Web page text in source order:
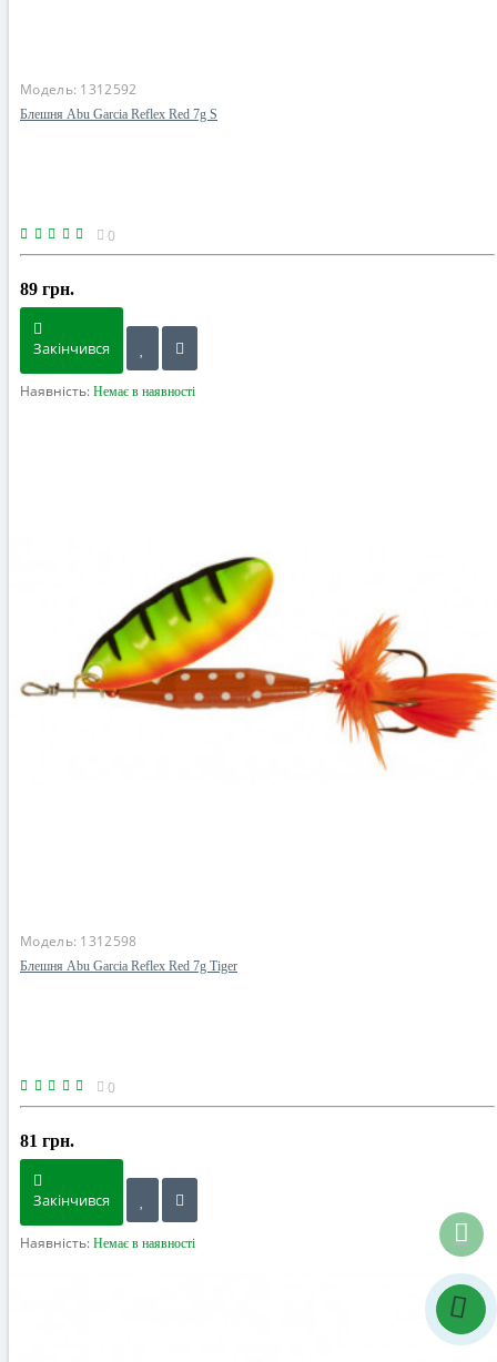
Модель: 1312592
Блешня Abu Garcia Reflex Red 7g S
0
89 грн.
Закінчився
Наявність: Немає в наявності
Модель: 1312598
Блешня Abu Garcia Reflex Red 7g Tiger
0
81 грн.
Закінчився
Наявність: Немає в наявності